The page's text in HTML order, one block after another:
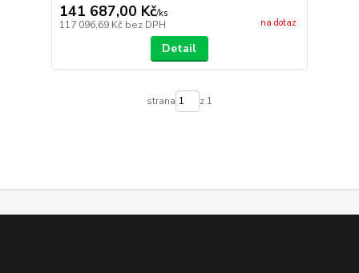
141 687,00 Kč/ks
117 096,69 Kč bez DPH na dotaz
Detail
strana z 1